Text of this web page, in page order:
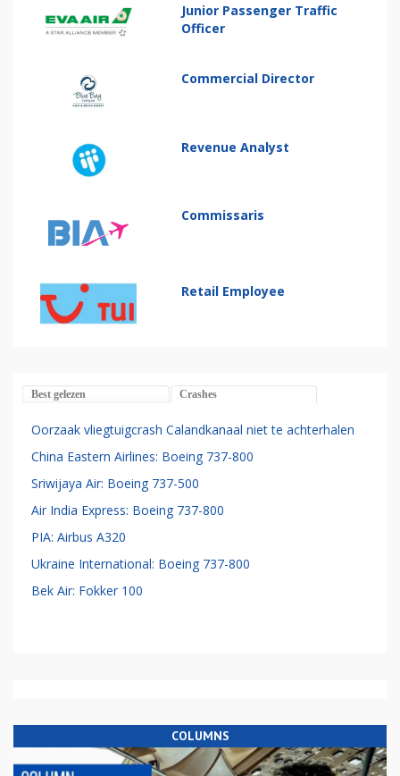
Junior Passenger Traffic
Officer
Commercial Director
Revenue Analyst
Commissaris
Retail Employee
Best gelezen Crashes
Oorzaak vliegtuigcrash Calandkanaal niet te achterhalen
China Eastern Airlines: Boeing 737-800
Sriwijaya Air: Boeing 737-500
Air India Express: Boeing 737-800
PIA: Airbus A320
Ukraine International: Boeing 737-800
Bek Air: Fokker 100
COLUMNS